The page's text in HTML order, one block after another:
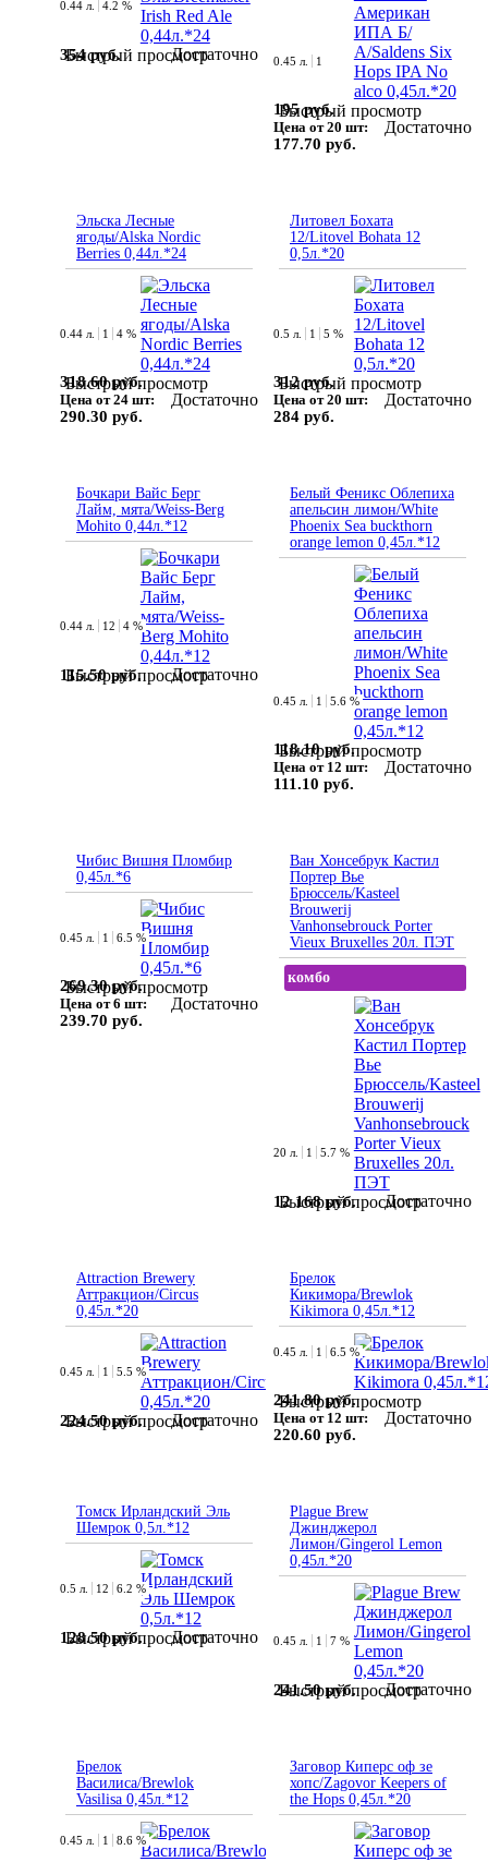
Быстрый просмотр
0.44 л. 4.2 %
354 руб. Достаточно
Быстрый просмотр
0.45 л. 1
195 руб.
Цена от 20 шт:
177.70 руб.
Достаточно
Эльска Лесные
ягоды/Alska Nordic
Berries 0,44л.*24
Быстрый просмотр
0.44 л. 1 4 %
318.60 руб.
Цена от 24 шт:
290.30 руб.
Достаточно
Литовел Бохата
12/Litovel Bohata 12
0,5л.*20
Быстрый просмотр
0.5 л. 1 5 %
312 руб.
Цена от 20 шт:
284 руб.
Достаточно
Бочкари Вайс Берг
Лайм, мята/Weiss-Berg
Mohito 0,44л.*12
Быстрый просмотр
0.44 л. 12 4 %
115.50 руб. Достаточно
Белый Феникс Облепиха
апельсин лимон/White
Phoenix Sea buckthorn
orange lemon 0,45л.*12
Быстрый просмотр
0.45 л. 1 5.6 %
118.10 руб.
Цена от 12 шт:
111.10 руб.
Достаточно
Чибис Вишня Пломбир
0,45л.*6
Быстрый просмотр
0.45 л. 1 6.5 %
269.30 руб.
Цена от 6 шт:
239.70 руб.
Достаточно
Ван Хонсебрук Кастил
Портер Вье
Брюссель/Kasteel
Brouwerij
Vanhonsebrouck Porter
Vieux Bruxelles 20л. ПЭТ
комбо
Быстрый просмотр
20 л. 1 5.7 %
12 168 руб. Достаточно
Attraction Brewery
Аттракцион/Circus
0,45л.*20
Быстрый просмотр
0.45 л. 1 5.5 %
224.50 руб. Достаточно
Брелок
Кикимора/Brewlok
Kikimora 0,45л.*12
Быстрый просмотр
0.45 л. 1 6.5 %
241.80 руб.
Цена от 12 шт:
220.60 руб.
Достаточно
Томск Ирландский Эль
Шемрок 0,5л.*12
Быстрый просмотр
0.5 л. 12 6.2 %
128.50 руб. Достаточно
Plague Brew
Джинджерол
Лимон/Gingerol Lemon
0,45л.*20
Быстрый просмотр
0.45 л. 1 7 %
241.50 руб. Достаточно
Брелок
Василиса/Brewlok
Vasilisa 0,45л.*12
0.45 л. 1 8.6 %
Заговор Киперс оф зе
хопс/Zagovor Keepers of
the Hops 0,45л.*20